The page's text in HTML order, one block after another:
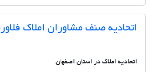
اتحادیه صنف مشاوران املاک
اتحادیه املاک در استان اصفهان